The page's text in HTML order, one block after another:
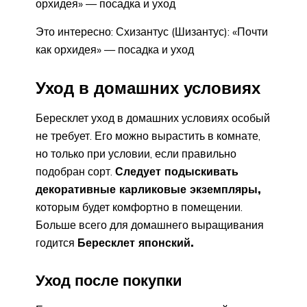
орхидея» — посадка и уход
Это интересно: Схизантус (Шизантус): «Почти
как орхидея» — посадка и уход
Уход в домашних условиях
Бересклет уход в домашних условиях особый
не требует. Его можно вырастить в комнате,
но только при условии, если правильно
подобран сорт. Следует подыскивать
декоративные карликовые экземпляры,
которым будет комфортно в помещении.
Больше всего для домашнего выращивания
годится Бересклет японский.
Уход после покупки